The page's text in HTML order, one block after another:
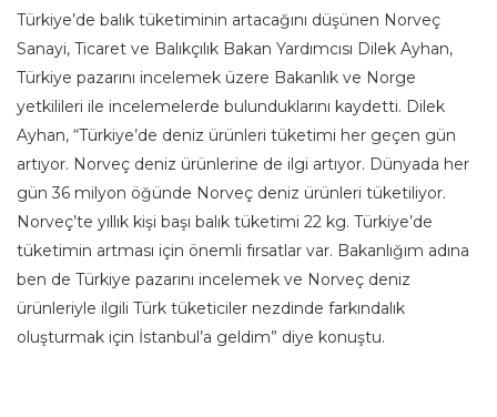
Türkiye’de balık tüketiminin artacağını düşünen Norveç
Sanayi, Ticaret ve Balıkçılık Bakan Yardımcısı Dilek Ayhan,
Türkiye pazarını incelemek üzere Bakanlık ve Norge
yetkilileri ile incelemelerde bulunduklarını kaydetti. Dilek
Ayhan, “Türkiye’de deniz ürünleri tüketimi her geçen gün
artıyor. Norveç deniz ürünlerine de ilgi artıyor. Dünyada her
gün 36 milyon öğünde Norveç deniz ürünleri tüketiliyor.
Norveç’te yıllık kişi başı balık tüketimi 22 kg. Türkiye’de
tüketimin artması için önemli fırsatlar var. Bakanlığım adına
ben de Türkiye pazarını incelemek ve Norveç deniz
ürünleriyle ilgili Türk tüketiciler nezdinde farkındalık
oluşturmak için İstanbul’a geldim” diye konuştu.